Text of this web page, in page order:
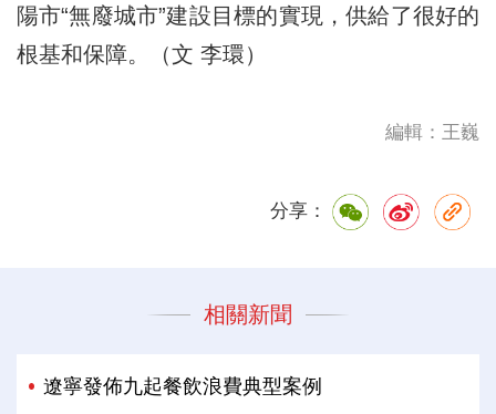
陽市“無廢城市”建設目標的實現，供給了很好的
根基和保障。（文 李環）
編輯：王巍
分享：
相關新聞
遼寧發佈九起餐飲浪費典型案例